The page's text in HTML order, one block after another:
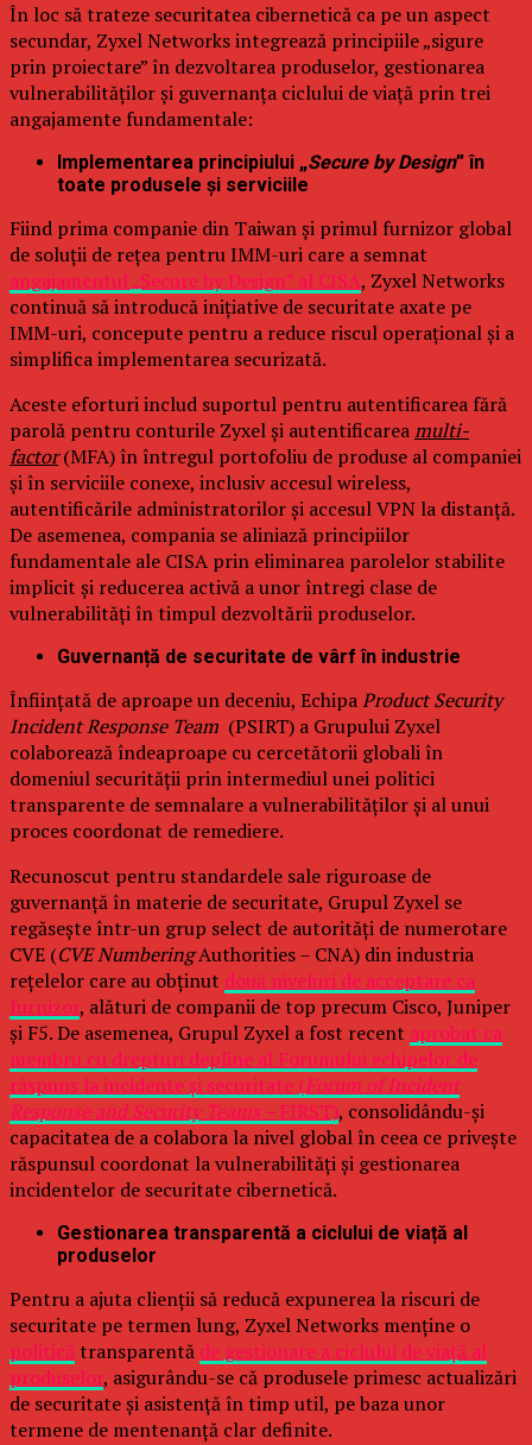
În loc să trateze securitatea cibernetică ca pe un aspect
secundar, Zyxel Networks integrează principiile „sigure
prin proiectare” în dezvoltarea produselor, gestionarea
vulnerabilităților și guvernanța ciclului de viață prin trei
angajamente fundamentale:
Implementarea principiului „Secure by Design” în
toate produsele și serviciile
Fiind prima companie din Taiwan și primul furnizor global
de soluții de rețea pentru IMM-uri care a semnat
angajamentul „Secure by Design” al CISA, Zyxel Networks
continuă să introducă inițiative de securitate axate pe
IMM-uri, concepute pentru a reduce riscul operațional și a
simplifica implementarea securizată.
Aceste eforturi includ suportul pentru autentificarea fără
parolă pentru conturile Zyxel și autentificareamulti-
factor(MFA) în întregul portofoliu de produse al companiei
și în serviciile conexe, inclusiv accesul wireless,
autentificările administratorilor și accesul VPN la distanță.
De asemenea, compania se aliniază principiilor
fundamentale ale CISA prin eliminarea parolelor stabilite
implicit și reducerea activă a unor întregi clase de
vulnerabilități în timpul dezvoltării produselor.
Guvernanță de securitate de vârf în industrie
Înființată de aproape un deceniu, EchipaProduct Security
Incident Response Team (PSIRT) a Grupului Zyxel
colaborează îndeaproape cu cercetătorii globali în
domeniul securității prin intermediul unei politici
transparente de semnalare a vulnerabilităților și al unui
proces coordonat de remediere.
Recunoscut pentru standardele sale riguroase de
guvernanță în materie de securitate, Grupul Zyxel se
regăsește într-un grup select de autorități de numerotare
CVE (CVE NumberingAuthorities – CNA) din industria
rețelelor care au obținut două niveluri de acceptare ca
furnizor, alături de companii de top precum Cisco, Juniper
și F5. De asemenea, Grupul Zyxel a fost recent aprobat ca
membru cu drepturi depline al Forumului echipelor de
răspuns la incidente și securitate (Forum of Incident
Response and Security Teams –FIRST), consolidându-și
capacitatea de a colabora la nivel global în ceea ce privește
răspunsul coordonat la vulnerabilități și gestionarea
incidentelor de securitate cibernetică.
Gestionarea transparentă a ciclului de viață al
produselor
Pentru a ajuta clienții să reducă expunerea la riscuri de
securitate pe termen lung, Zyxel Networks menține o
politică transparentă de gestionare a ciclului de viață al
produselor, asigurându-se că produsele primesc actualizări
de securitate și asistență în timp util, pe baza unor
termene de mentenanță clar definite.